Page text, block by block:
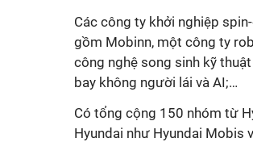
Các công ty khởi nghiệp
gồm Mobinn, một công ty
công nghệ song sinh kỹ
bay không người lái và AI;…
Có tổng cộng 150 nhóm từ
Hyundai như Hyundai Mobis